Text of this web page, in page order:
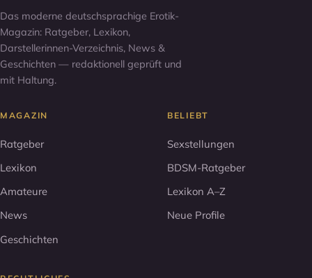
Das moderne deutschsprachige Erotik-
Magazin: Ratgeber, Lexikon,
Darstellerinnen-Verzeichnis, News &
Geschichten — redaktionell geprüft und
mit Haltung.
MAGAZIN
Ratgeber
Lexikon
Amateure
News
Geschichten
BELIEBT
Sexstellungen
BDSM-Ratgeber
Lexikon A–Z
Neue Profile